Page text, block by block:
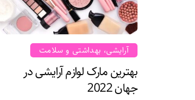
آرایشی، بهداشتی و سلامت
بهترین مارک لوازم آرایشی در
جهان 2022